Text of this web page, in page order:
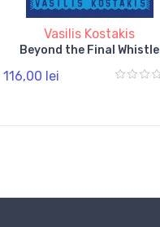
Vasilis Kostakis
Beyond the Final Whistle
116,00 lei